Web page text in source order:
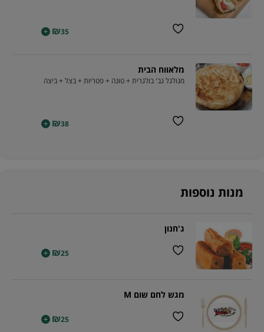
₪35
+
מלאווח הבית
מגולגל גב' בולגרית + טונה + פטריות + בצל + ביצה
₪38
+
מנות נוספות
ג'חנון
₪25
+
מגש לחם שום M
₪25
+